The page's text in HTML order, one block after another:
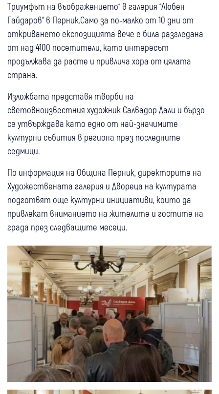
Триумфът на въображението“ в галерия “Любен
Гайдаров“ в Перник.Само за по-малко от 10 дни от
откриването експозицията вече е била разгледана
от над 4100 посетители, като интересът
продължава да расте и привлича хора от цялата
страна.
Изложбата представя творби на
световноизвестния художник Салвадор Дали и бързо
се утвърждава като едно от най-значимите
културни събития в региона през последните
седмици.
По информация на Община Перник, директорите на
Художествената галерия и Двореца на културата
подготвят още културни инициативи, които да
привлекат вниманието на жителите и гостите на
града през следващите месеци.